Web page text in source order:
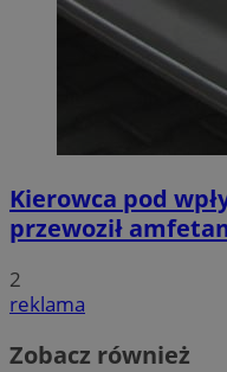
Kierowca pod
przewoził
2
reklama
Zobacz również